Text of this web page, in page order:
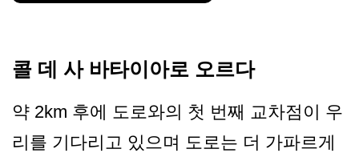
콜 데 사 바타이아로 오르다
약 2km 후에 도로와의 첫 번째 교차점이 우
리를 기다리고 있으며 도로는 더 가파르게